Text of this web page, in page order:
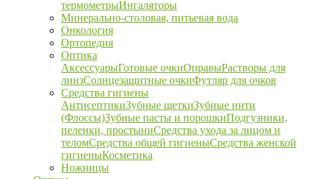
термометрыИнгаляторы
Минерально-столовая, питьевая вода
Онкология
Ортопедия
Оптика
АксессуарыГотовые очкиОправыРастворы для
линзСолнцезащитные очкиФутляр для очков
Средства гигиены
АнтисептикиЗубные щеткиЗубные нити
(Флоссы)Зубные пасты и порошкиПодгузники,
пеленки, простыниСредства ухода за лицом и
теломСредства общей гигиеныСредства женской
гигиеныКосметика
Ножницы